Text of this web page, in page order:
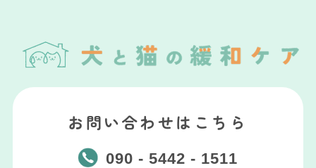
お問い合わせはこちら
090 - 5442 - 1511